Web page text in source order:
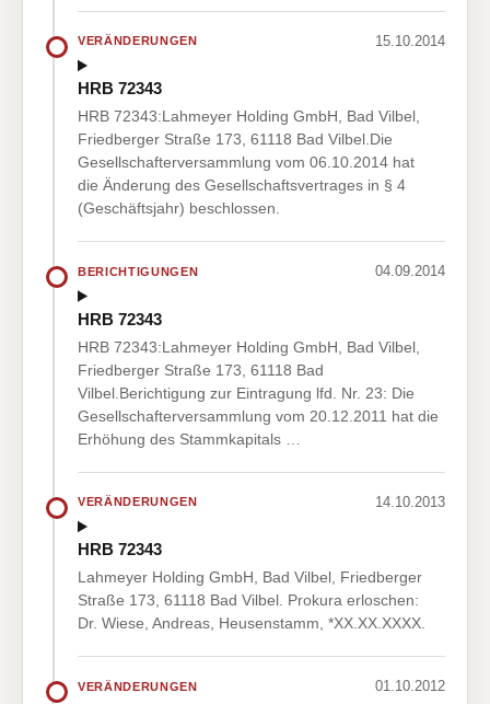
VERÄNDERUNGEN 15.10.2014
HRB 72343
HRB 72343:Lahmeyer Holding GmbH, Bad Vilbel,
Friedberger Straße 173, 61118 Bad Vilbel.Die
Gesellschafterversammlung vom 06.10.2014 hat
die Änderung des Gesellschaftsvertrages in § 4
(Geschäftsjahr) beschlossen.
BERICHTIGUNGEN 04.09.2014
HRB 72343
HRB 72343:Lahmeyer Holding GmbH, Bad Vilbel,
Friedberger Straße 173, 61118 Bad
Vilbel.Berichtigung zur Eintragung lfd. Nr. 23: Die
Gesellschafterversammlung vom 20.12.2011 hat die
Erhöhung des Stammkapitals …
VERÄNDERUNGEN 14.10.2013
HRB 72343
Lahmeyer Holding GmbH, Bad Vilbel, Friedberger
Straße 173, 61118 Bad Vilbel. Prokura erloschen:
Dr. Wiese, Andreas, Heusenstamm, *XX.XX.XXXX.
VERÄNDERUNGEN 01.10.2012